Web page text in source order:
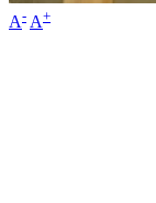
A- A+